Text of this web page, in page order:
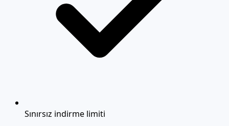
Sınırsız indirme limiti